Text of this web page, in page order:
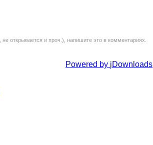
открывается и проч.), напишите это в комментариях.
Powered by jDownloads